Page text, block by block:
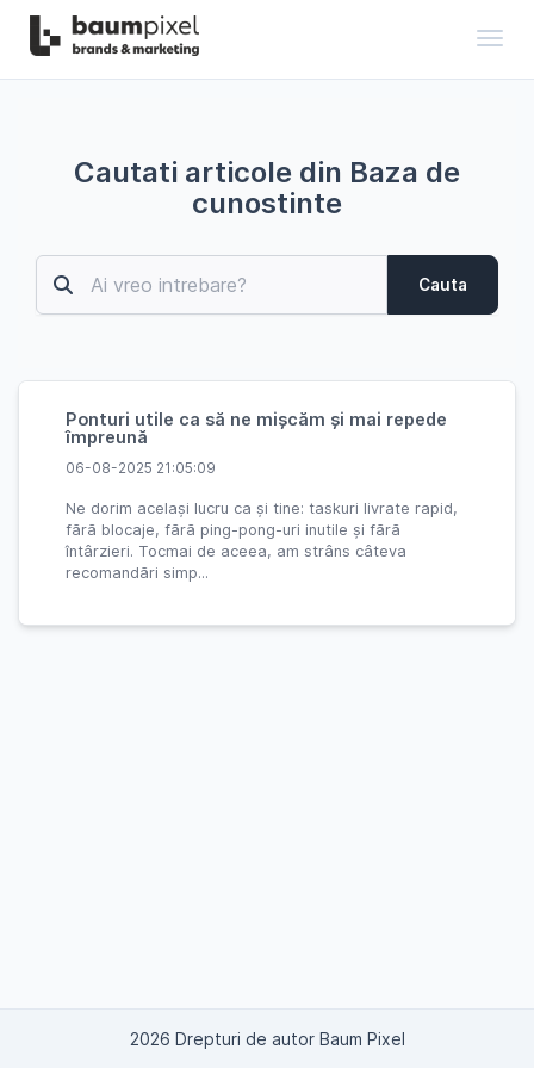
Cautati articole din Baza de
cunostinte
Cauta
Ponturi utile ca să ne mișcăm și mai repede
împreună
06-08-2025 21:05:09
Ne dorim același lucru ca și tine: taskuri livrate rapid,
fără blocaje, fără ping-pong-uri inutile și fără
întârzieri. Tocmai de aceea, am strâns câteva
recomandări simp...
2026 Drepturi de autor Baum Pixel